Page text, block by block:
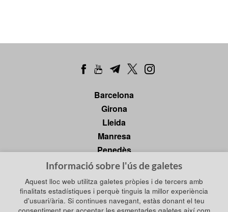
Barcelona
Girona
Lleida
Manresa
Penedès
Tarragona
Tortosa
Informació sobre l'ús de galetes
Aquest lloc web utilitza galetes pròpies i de tercers amb
finalitats estadístiques i perquè tinguis la millor experiència
d'usuari/ària. Si continues navegant, estàs donant el teu